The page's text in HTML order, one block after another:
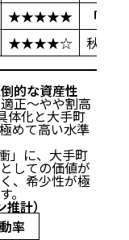
★★★★★
「大
★★★★☆ 秋葉原
的な資産性
正〜やや割高
体化と大手町
めて高い水準
」に、大手町
しての価値が
、希少性が極
。
計）
率
ョン推計）